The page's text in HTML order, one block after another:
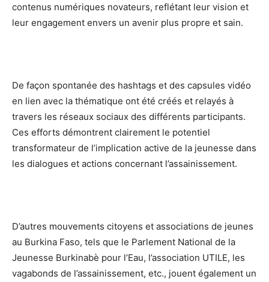
contenus numériques novateurs, reflétant leur vision et
leur engagement envers un avenir plus propre et sain.
De façon spontanée des hashtags et des capsules vidéo
en lien avec la thématique ont été créés et relayés à
travers les réseaux sociaux des différents participants.
Ces efforts démontrent clairement le potentiel
transformateur de l’implication active de la jeunesse dans
les dialogues et actions concernant l’assainissement.
D’autres mouvements citoyens et associations de jeunes
au Burkina Faso, tels que le Parlement National de la
Jeunesse Burkinabè pour l’Eau, l’association UTILE, les
vagabonds de l’assainissement, etc., jouent également un